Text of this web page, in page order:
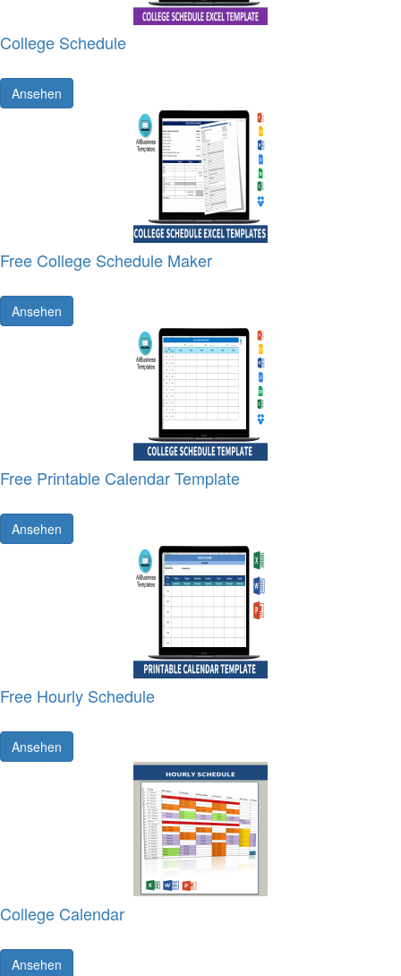
College Schedule
Ansehen
Free College Schedule Maker
Ansehen
Free Printable Calendar Template
Ansehen
Free Hourly Schedule
Ansehen
College Calendar
Ansehen